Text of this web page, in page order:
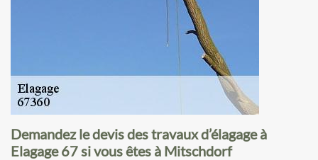
Demandez le devis des travaux d’élagage à
Elagage 67 si vous êtes à Mitschdorf